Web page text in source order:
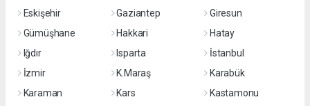
Eskişehir
Gaziantep
Giresun
Gümüşhane
Hakkari
Hatay
Iğdır
Isparta
İstanbul
İzmir
K.Maraş
Karabük
Karaman
Kars
Kastamonu